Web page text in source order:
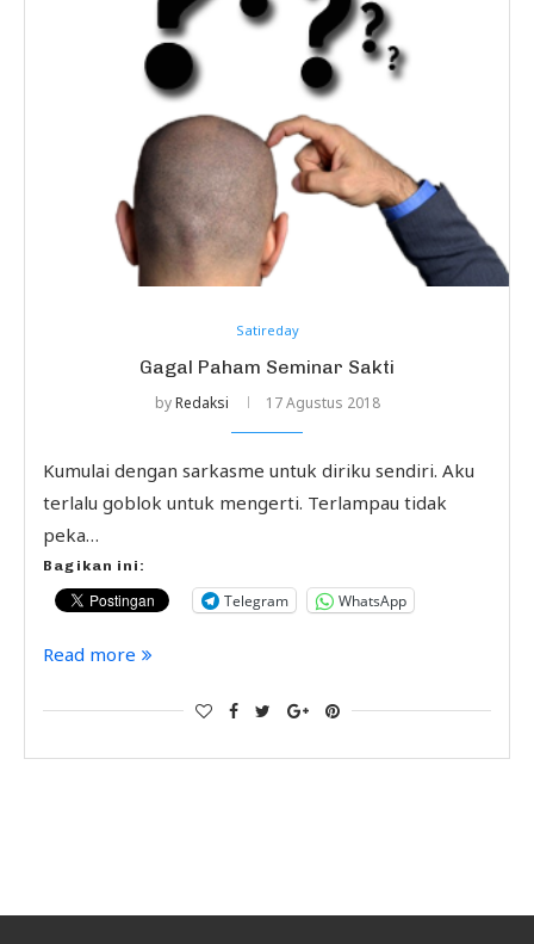
Satireday
Gagal Paham Seminar Sakti
byRedaksi 17 Agustus 2018
Kumulai dengan sarkasme untuk diriku sendiri. Aku
terlalu goblok untuk mengerti. Terlampau tidak
peka…
Bagikan ini:
Telegram WhatsApp
Read more